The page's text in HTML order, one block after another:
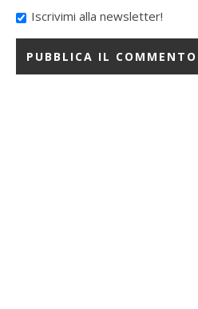
Iscrivimi alla newsletter!